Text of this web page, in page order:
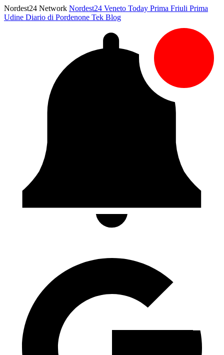
Nordest24 Network Nordest24 Veneto Today Prima Friuli Prima
Udine Diario di Pordenone Tek Blog